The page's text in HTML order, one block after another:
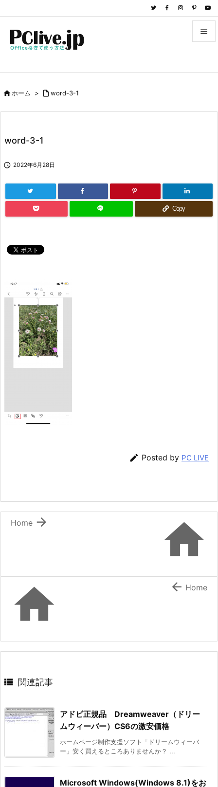

前へ
ホーム >  word-3-1
word-3-1
 2022年6月28日
Copy
 Posted by PC LIVE


Home
  Home
 関連記事
アドビ正規品 Dreamweaver（ドリー
ムウィーバー）CS6の激安価格
ホームページ制作支援ソフト「ドリームウィーバ
ー」安く買えるところありませんか？ ...
Microsoft Windows(Windows 8.1)をお